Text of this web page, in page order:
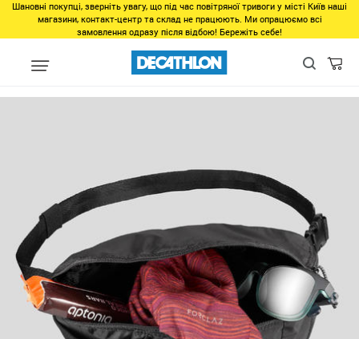
Шановні покупці, зверніть увагу, що під час повітряної тривоги у місті Київ наші
магазини, контакт-центр та склад не працюють. Ми опрацюємо всі
замовлення одразу після відбою! Бережіть себе!
Виды спорта Туризм, Кемпинг Туризм - Походы - Треккинг